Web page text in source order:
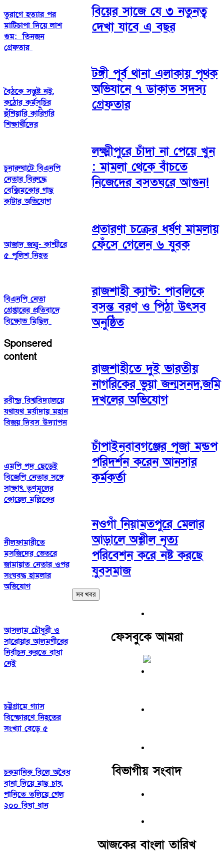
তুরাগে হত্যার পর
মাটিচাপা দিয়ে লাশ
গুম: তিনজন
গ্রেফতার
বৈঠকে সন্তুষ্ট নই,
কঠোর কর্মসূচির
হুঁশিয়ারি কারিগরি
শিক্ষার্থীদের
চুনারুঘাটে বিএনপি
নেতার বিরুদ্ধে
বেক্সিমকোর গাছ
কাটার অভিযোগ
আজাদ জম্মু- কাশ্মীরে
৫ পুলিশ নিহত
বিএনপি নেতা
গ্রেপ্তারের প্রতিবাদে
বিক্ষোভ মিছিল
Sponsered
content
রবীন্দ্র বিশ্ববিদ্যালয়ে
যথাযথ মর্যাদায় মহান
বিজয় দিবস উদ্যাপন
এমপি পদ ছেড়েই
বিজেপি নেতার সঙ্গে
সাক্ষাৎ তৃণমূলের
কোয়েল মল্লিকের
নীলফামারীতে
মসজিদের ভেতরে
জামায়াত নেতার ওপর
সংঘবদ্ধ হামলার
অভিযোগ
আসলাম চৌধুরী ও
সারোয়ার আলমগীরের
নির্বাচন করতে বাধা
নেই
চট্টগ্রামে গ্যাস
বিস্ফোরণে নিহতের
সংখ্যা বেড়ে ৫
চকমানিক বিলে অবৈধ
বানা দিয়ে মাছ চাষ,
পানিতে তলিয়ে গেল
২০০ বিঘা ধান
বিয়ের সাজে যে ৩ নতুনত্ব
দেখা যাবে এ বছর
টঙ্গী পূর্ব থানা এলাকায় পৃথক
অভিযানে ৭ ডাকাত সদস্য
গ্রেফতার
লক্ষ্মীপুরে চাঁদা না পেয়ে খুন
: মামলা থেকে বাঁচতে
নিজেদের বসতঘরে আগুন!
প্রতারণা চক্রের ধর্ষণ মামলায়
ফেঁসে গেলেন ৬ যুবক
রাজশাহী ক্যান্ট: পাবলিকে
বসন্ত বরণ ও পিঠা উৎসব
অনুষ্ঠিত
রাজশাহীতে দুই ভারতীয়
নাগরিকের ভুয়া জন্মসনদ,জমি
দখলের অভিযোগ
চাঁপাইনবাবগঞ্জের পূজা মন্ডপ
পরিদর্শন করেন আনসার
কর্মকর্তা
নওগাঁ নিয়ামতপুরে মেলার
আড়ালে অশ্লীল নৃত্য
পরিবেশন করে নষ্ট করছে
যুবসমাজ
সব খবর
ফেসবুকে আমরা
বিভাগীয় সংবাদ
আজকের বাংলা তারিখ